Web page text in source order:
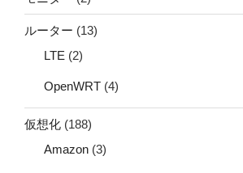
ルーター (13)
LTE (2)
OpenWRT (4)
仮想化 (188)
Amazon (3)